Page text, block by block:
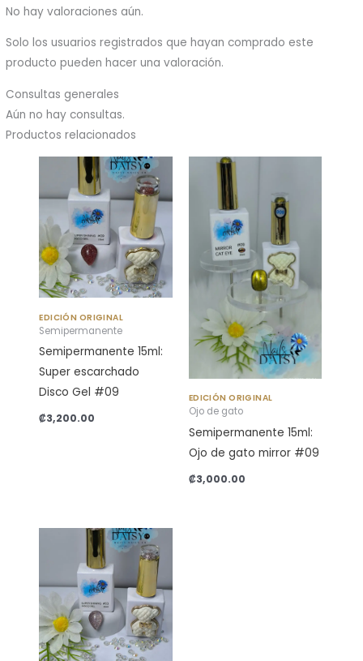
No hay valoraciones aún.
Solo los usuarios registrados que hayan comprado este
producto pueden hacer una valoración.
Consultas generales
Aún no hay consultas.
Productos relacionados
EDICIÓN ORIGINAL
Semipermanente
Semipermanente 15ml:
Super escarchado
Disco Gel #09
₡3,200.00
EDICIÓN ORIGINAL
Ojo de gato
Semipermanente 15ml:
Ojo de gato mirror #09
₡3,000.00